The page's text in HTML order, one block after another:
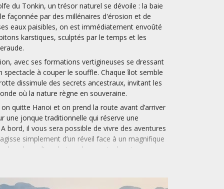
du Tonkin, un trésor naturel se dévoile : la baie
façonnée par des millénaires d'érosion et de
eaux paisibles, on est immédiatement envoûté
karstiques, sculptés par le temps et les
avec ses formations vertigineuses se dressant
à couper le souffle. Chaque îlot semble
dissimule des secrets ancestraux, invitant les
où la nature règne en souveraine.
quitte Hanoi et on prend la route avant d’arriver
une jonque traditionnelle qui réserve une
bord, il vous sera possible de vivre des aventures
simplement d’un réveil face à un magnifique
kayak ou d’une baignade au sein de criques
sérénité certaine.